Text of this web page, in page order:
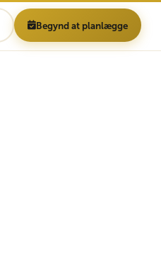
Begynd at planlægge